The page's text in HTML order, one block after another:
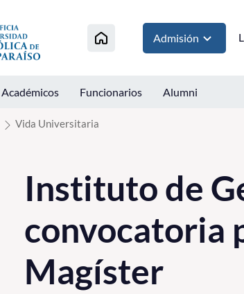
al contenido
Admisión
Académicos Funcionarios Alumni
Vida Universitaria
Instituto de
convocatoria
Magíster